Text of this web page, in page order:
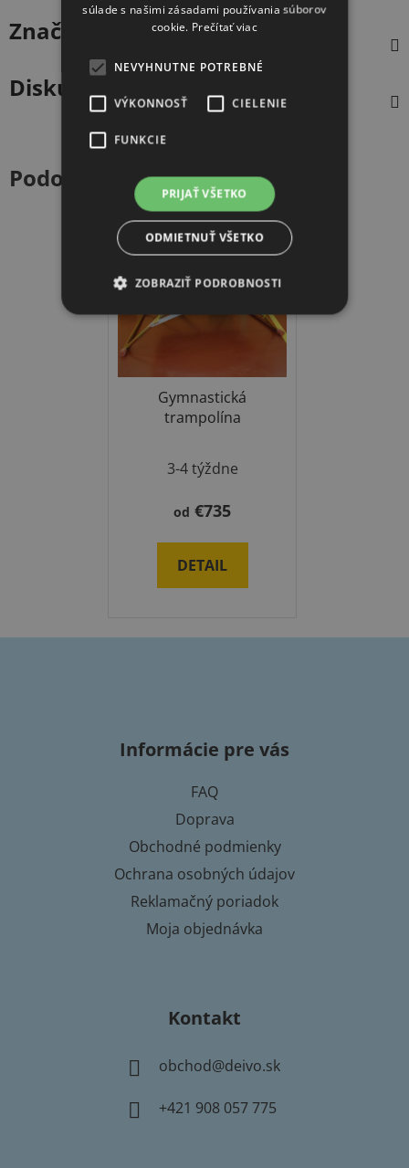
Značka
Deivo Selection
Diskusia
Podobné produkty
DOPRAVA ZADARMO
Gymnastická
trampolína
3-4 týždne
od €735
DETAIL
Informácie pre vás
FAQ
Doprava
Obchodné podmienky
Ochrana osobných údajov
Reklamačný poriadok
Moja objednávka
Kontakt
obchod@deivo.sk
+421 908 057 775
súlade s našimi zásadami používania súborov
cookie. Prečítať viac
NEVYHNUTNE POTREBNÉ
VÝKONNOSŤ CIELENIE
FUNKCIE
PRIJAŤ VŠETKO
ODMIETNUŤ VŠETKO
ZOBRAZIŤ PODROBNOSTI